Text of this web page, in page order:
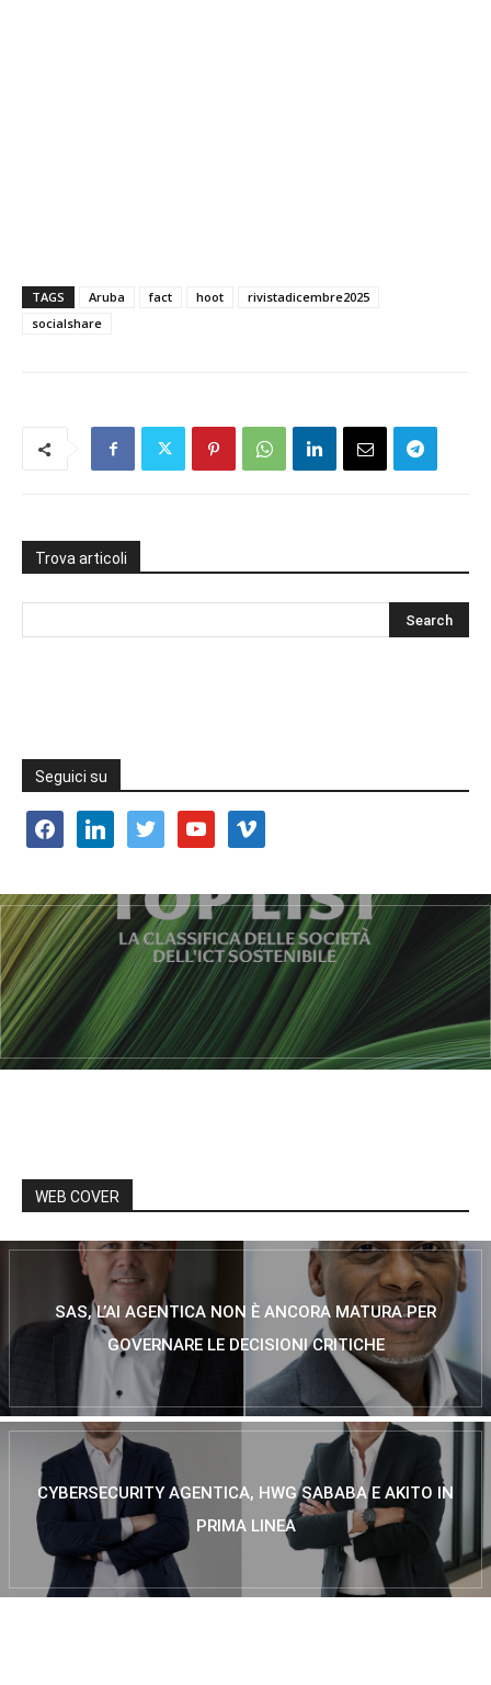
TAGS Aruba fact hoot
rivistadicembre2025
socialshare
Trova articoli
Seguici su
facebooklinkedin twitter youtube vimeo
WEB COVER
SAS, L’AI AGENTICA NON È ANCORA MATURA PER
GOVERNARE LE DECISIONI CRITICHE
CYBERSECURITY AGENTICA, HWG SABABA E AKITO IN
PRIMA LINEA